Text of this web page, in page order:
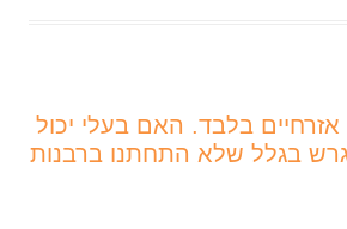
אזרחיים בלבד. האם בעלי יכול
בגלל שלא התחתנו ברבנות